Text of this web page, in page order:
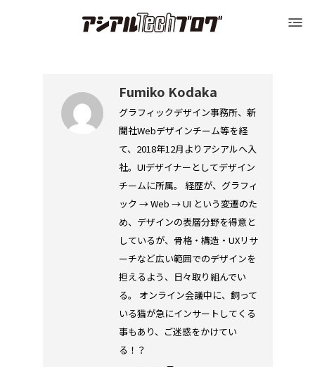
アシアルTechブログ
運営会社（アシアル株式会社）
お問い合わせ
運営会社（アシアル株式会社）
お問い合わせ
Fumiko Kodaka
グラフィックデザイン事務所、新
聞社Webデザインチーム等を経
て、2018年12月よりアシアルへ入
社。UIデザイナーとしてデザイン
チームに所属。 経歴が、グラフィ
ック → Web → UI という変遷のた
め、デザインの表層分野を得意と
しているが、骨格・構造・UXリサ
ーチなど広い範囲でのデザインを
担えるよう、日々取り組んでい
る。 オンライン会議中に、飼って
いる猫が急にインサートしてくる
事もあり、ご迷惑をかけてい
る！？